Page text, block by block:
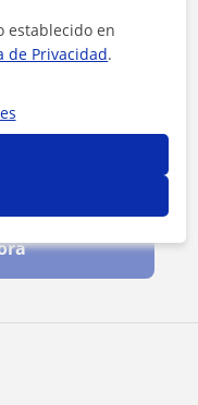
establecido en
de Privacidad.